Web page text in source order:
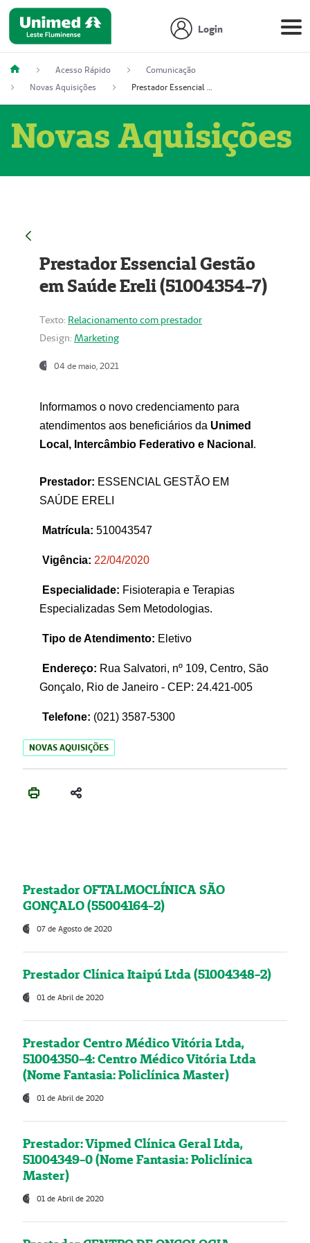
Login
Acesso Rápido
Comunicação
Novas Aquisições
Prestador Essencial Gestão em Saúde Ereli (51004354-7)
Novas Aquisições
Prestador Essencial Gestão
em Saúde Ereli (51004354-7)
Texto: Relacionamento com prestador
Design: Marketing
04 de maio, 2021
Informamos o novo credenciamento para
atendimentos aos beneficiários da Unimed
Local, Intercâmbio Federativo e Nacional .
Prestador: ESSENCIAL GESTÃO EM
SAÚDE ERELI
Matrícula: 510043547
Vigência: 22/04/2020
Especialidade: Fisioterapia e Terapias
Especializadas Sem Metodologias.
Tipo de Atendimento: Eletivo
Endereço: Rua Salvatori, nº 109, Centro, São
Gonçalo, Rio de Janeiro - CEP: 24.421-005
Telefone: (021) 3587-5300
NOVAS AQUISIÇÕES
Prestador OFTALMOCLÍNICA SÃO
GONÇALO (55004164-2)
07 de Agosto de 2020
Prestador Clínica Itaipú Ltda (51004348-2)
01 de Abril de 2020
Prestador Centro Médico Vitória Ltda,
51004350-4: Centro Médico Vitória Ltda
(Nome Fantasia: Policlínica Master)
01 de Abril de 2020
Prestador: Vipmed Clínica Geral Ltda,
51004349-0 (Nome Fantasia: Policlínica
Master)
01 de Abril de 2020